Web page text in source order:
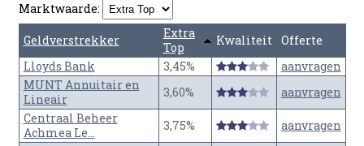
Marktwaarde:
Geldverstrekker
Extra
Top
Kwaliteit
Offerte
Lloyds Bank
3,45%
aanvragen
MUNT Annuitair en
Lineair
3,60%
aanvragen
Centraal Beheer
Achmea Le...
3,75%
aanvragen